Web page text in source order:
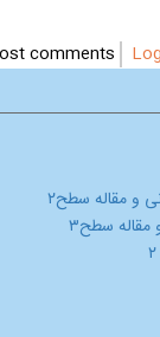
comments
و مقاله سطح۲
سطح۳